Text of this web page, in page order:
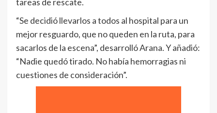
“Se decidió llevarlos a todos al hospital para un
mejor resguardo, que no queden en la ruta, para
sacarlos de la escena”, desarrolló Arana. Y añadió:
“Nadie quedó tirado. No había hemorragias ni
cuestiones de consideración”.